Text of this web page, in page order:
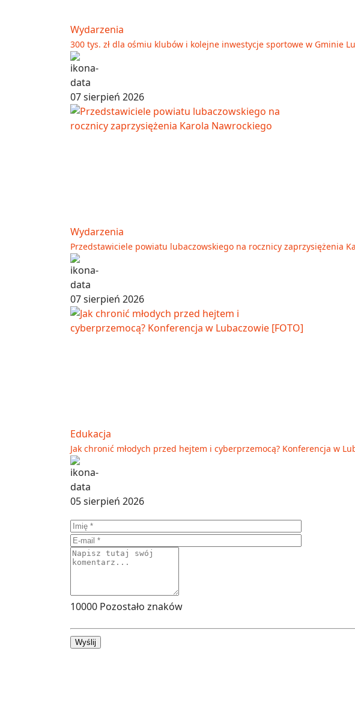
Wydarzenia
300 tys. zł dla ośmiu klubów i kolejne inwestycje sportowe w Gminie
07 sierpień 2026
Wydarzenia
Przedstawiciele powiatu lubaczowskiego na rocznicy zaprzysiężenia
07 sierpień 2026
Edukacja
Jak chronić młodych przed hejtem i cyberprzemocą? Konferencja w
05 sierpień 2026
10000 Pozostało znaków
Wyślij